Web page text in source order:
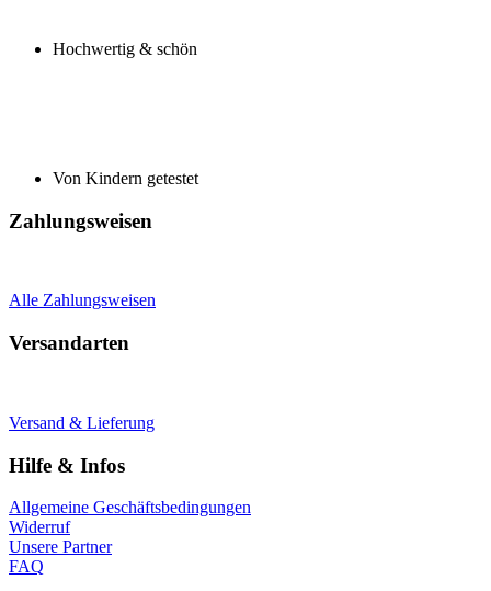
Hochwertig & schön
Von Kindern getestet
Zahlungsweisen
Alle Zahlungsweisen
Versandarten
Versand & Lieferung
Hilfe & Infos
Allgemeine Geschäftsbedingungen
Widerruf
Unsere Partner
FAQ